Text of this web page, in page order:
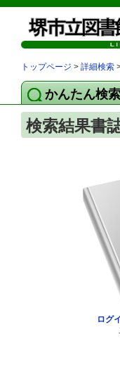
トップページ > 詳細検索
かんたん検索
検索結果書
ログ